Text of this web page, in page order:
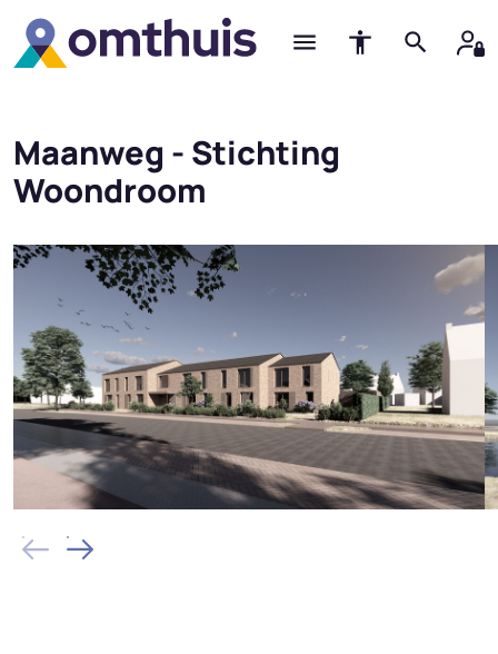
Maanweg - Stichting
Woondroom